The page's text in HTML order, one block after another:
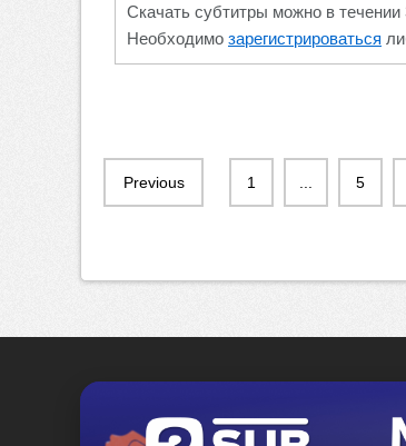
Скачать субтитры можно в течении
Необходимо зарегистрироваться
Previous 1 5